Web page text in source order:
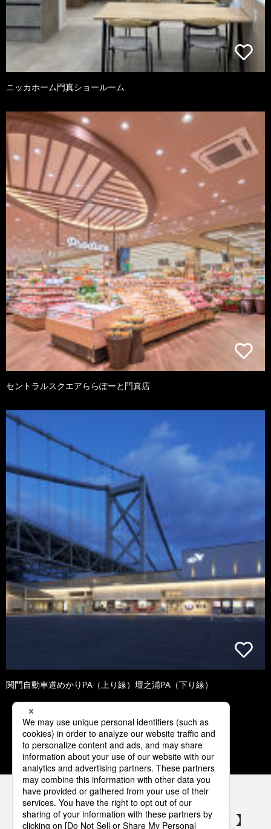
ニッカホーム門真ショールーム
セントラルスクエアららぽーと門真店
関門自動車道めかりPA（上り線）壇之浦PA（下り線）
1 2 3 4 5
パナソニックの電気設備 SNSアカウント